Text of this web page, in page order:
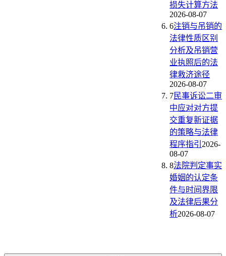
损失计算方法
2026-08-07
6注销与吊销的
法律性质区别
分析及吊销营
业执照后的法
律救济途径
2026-08-07
7民事诉讼二审
中应对对方提
交重复新证据
的策略与法律
程序指引 2026-
08-07
8法院判定事实
婚姻的认定条
件与时间界限
及法律后果分
析2026-08-07